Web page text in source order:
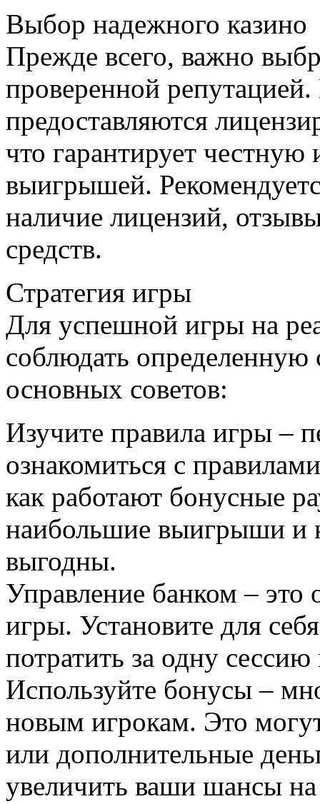
Выбор надежного казино
Прежде всего, важно
проверенной
предоставляются
что гарантирует
выигрышей.
наличие лицензий,
средств.
Стратегия игры
Для успешной игры на
соблюдать определенную
основных советов:
Изучите правила игры –
ознакомиться с
как работают бонусные
наибольшие выигрыши и
выгодны.
Управление банком – это
игры. Установите для
потратить за одну
Используйте бонусы –
новым игрокам. Это
или дополнительные
увеличить ваши шансы на